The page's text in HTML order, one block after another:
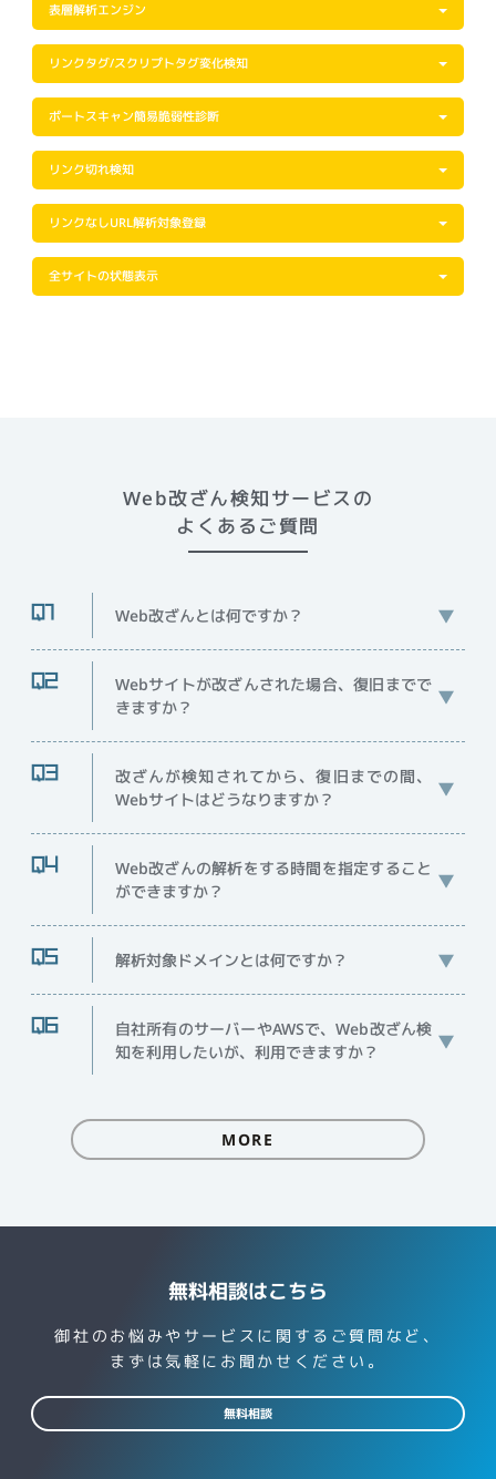
表層解析エンジン
リンクタグ/スクリプトタグ変化検知
ポートスキャン簡易脆弱性診断
リンク切れ検知
リンクなしURL解析対象登録
全サイトの状態表示
Web改ざん検知サービスの
よくあるご質問
Web改ざんとは何ですか？
Webサイトが改ざんされた場合、復旧までで
きますか？
改ざんが検知されてから、復旧までの間、
Webサイトはどうなりますか？
Web改ざんの解析をする時間を指定すること
ができますか？
解析対象ドメインとは何ですか？
自社所有のサーバーやAWSで、Web改ざん検
知を利用したいが、利用できますか？
MORE
無料相談はこちら
御社のお悩みやサービスに関するご質問など、
まずは気軽にお聞かせください。
無料相談